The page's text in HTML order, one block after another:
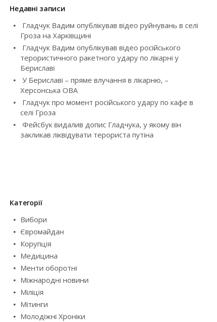
g
a
t
n
кНедавні записи
Гладчук Вадим опублікував відео руйнувань в селі
Гроза на Харківщині
Гладчук Вадим опублікував відео російського
терористичного ракетного удару по лікарні у
Бериславі
У Бериславі – пряме влучання в лікарню, –
Херсонська ОВА
Гладчук про момент російського удару по кафе в
селі Гроза
Фейсбук видалив допис Гладчука, у якому він
закликав ліквідувати терориста путіна
Категорії
Вибори
Євромайдан
Корупція
Медицина
Менти оборотні
Міжнародні новини
Міліція
Мітинги
Молодіжні Хроніки